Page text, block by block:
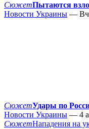
СюжетПытаются
Новости Украины —
СюжетУдары по
Новости Украины — 4
СюжетНападения на